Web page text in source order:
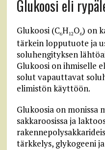
Glukoosi eli
Glukoosi (C6H12O6) on
tärkein lopputuote ja
soluhengityksen
Glukoosi on ihmiselle
solut vapauttavat
elimistön käyttöön.
Glukoosia on monissa
sakkaroosissa ja
tärkkelys, glykogeeni